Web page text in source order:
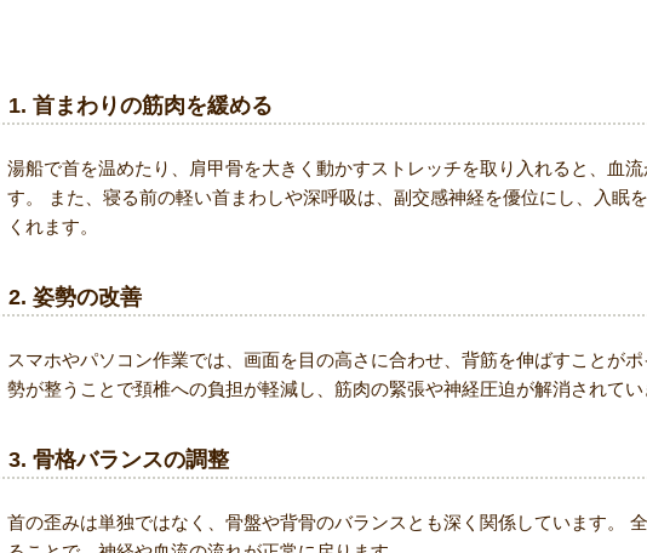
1. 首まわりの筋肉を緩める
湯船で首を温めたり、肩甲骨を大きく動かすストレッチを取り入れると、血流
す。 また、寝る前の軽い首まわしや深呼吸は、副交感神経を優位にし、入眠
くれます。
2. 姿勢の改善
スマホやパソコン作業では、画面を目の高さに合わせ、背筋を伸ばすことが
勢が整うことで頚椎への負担が軽減し、筋肉の緊張や神経圧迫が解消されてい
3. 骨格バランスの調整
首の歪みは単独ではなく、骨盤や背骨のバランスとも深く関係しています。